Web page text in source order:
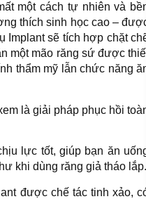
một cách tự nhiên và
thích sinh học cao –
Implant sẽ tích hợp chặt
một mão răng sứ được
thẩm mỹ lẫn chức năng
là giải pháp phục hồi
lực tốt, giúp bạn ăn
khi dùng răng giả tháo lắp.
được chế tác tinh xảo,